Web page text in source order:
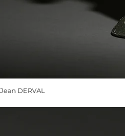
Jean DERVAL